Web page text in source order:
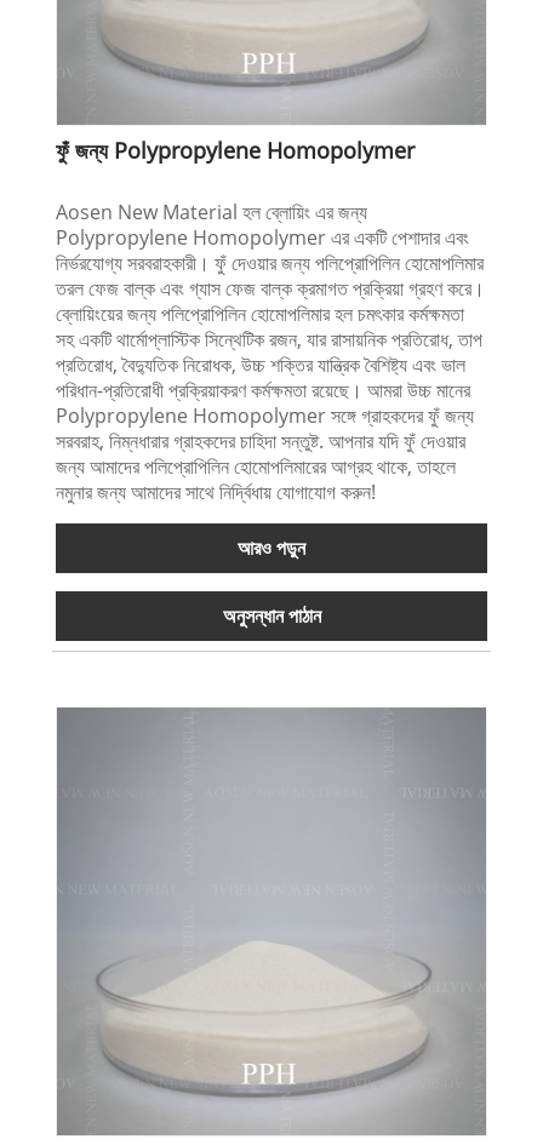
ফুঁ জন্য Polypropylene Homopolymer
Aosen New Material হল ব্লোয়িং এর জন্য
Polypropylene Homopolymer এর একটি পেশাদার এবং
নির্ভরযোগ্য সরবরাহকারী। ফুঁ দেওয়ার জন্য পলিপ্রোপিলিন হোমোপলিমার
তরল ফেজ বাল্ক এবং গ্যাস ফেজ বাল্ক ক্রমাগত প্রক্রিয়া গ্রহণ করে।
ব্লোয়িংয়ের জন্য পলিপ্রোপিলিন হোমোপলিমার হল চমৎকার কর্মক্ষমতা
সহ একটি থার্মোপ্লাস্টিক সিন্থেটিক রজন, যার রাসায়নিক প্রতিরোধ, তাপ
প্রতিরোধ, বৈদ্যুতিক নিরোধক, উচ্চ শক্তির যান্ত্রিক বৈশিষ্ট্য এবং ভাল
পরিধান-প্রতিরোধী প্রক্রিয়াকরণ কর্মক্ষমতা রয়েছে। আমরা উচ্চ মানের
Polypropylene Homopolymer সঙ্গে গ্রাহকদের ফুঁ জন্য
সরবরাহ, নিম্নধারার গ্রাহকদের চাহিদা সন্তুষ্ট. আপনার যদি ফুঁ দেওয়ার
জন্য আমাদের পলিপ্রোপিলিন হোমোপলিমারের আগ্রহ থাকে, তাহলে
নমুনার জন্য আমাদের সাথে নির্দ্বিধায় যোগাযোগ করুন!
আরও পড়ুন
অনুসন্ধান পাঠান